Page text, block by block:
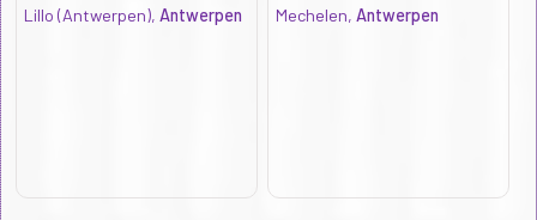
Lillo (Antwerpen), Antwerpen
Mechelen,Antwerpen